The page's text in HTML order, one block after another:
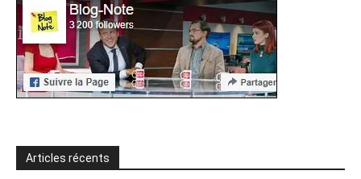
Articles récents